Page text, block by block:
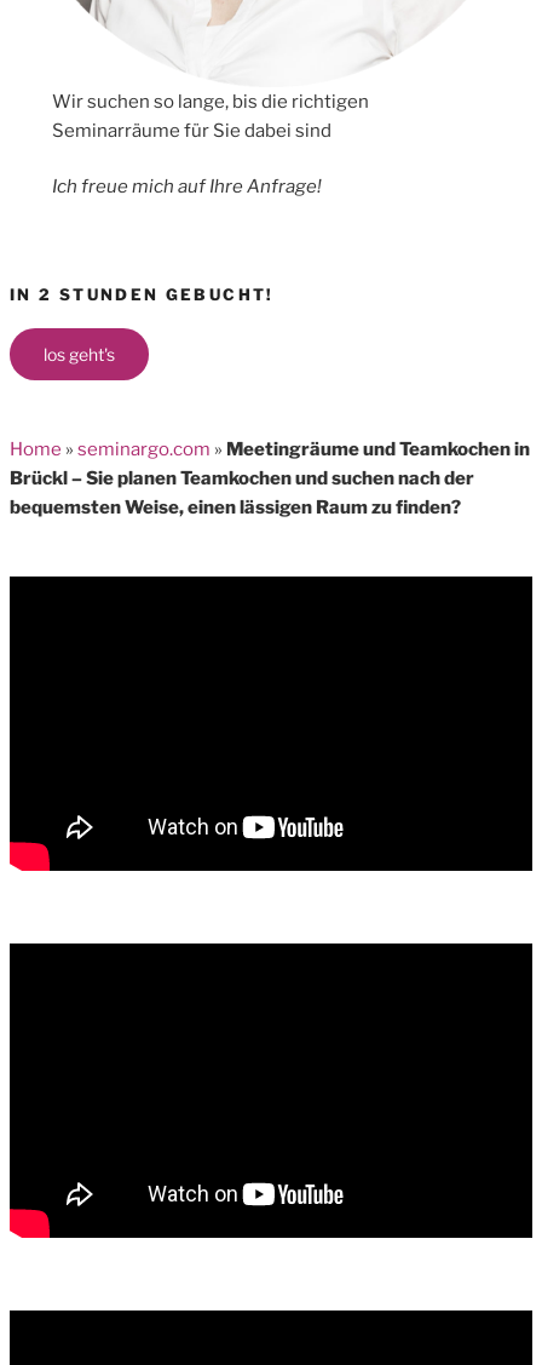
Wir suchen so lange, bis die richtigen
Seminarräume für Sie dabei sind
Ich freue mich auf Ihre Anfrage!
IN 2 STUNDEN GEBUCHT!
los geht's
Home » seminargo.com » Meetingräume und Teamkochen in
Brückl – Sie planen Teamkochen und suchen nach der
bequemsten Weise, einen lässigen Raum zu finden?